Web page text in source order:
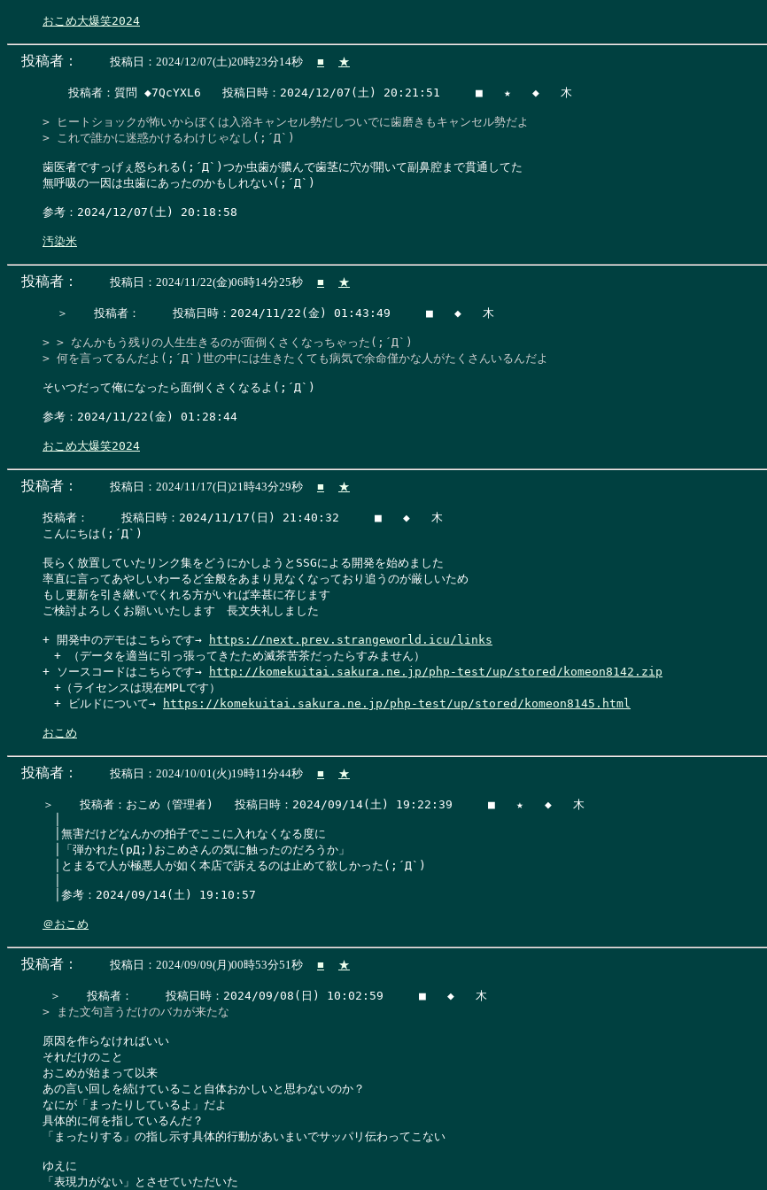
おこめ大爆笑2024
投稿者： 投稿日：2024/12/07(土)20時23分14秒 ■ ★
投稿者：質問 ◆7QcYXL6   投稿日時：2024/12/07(土) 20:21:51     ■   ★   ◆   木
> ヒートショックが怖いからぼくは入浴キャンセル勢だしついでに歯磨きもキャンセル勢だよ
> これで誰かに迷惑かけるわけじゃなし(;´Д`)
歯医者ですっげぇ怒られる(;´Д`)つか虫歯が膿んで歯茎に穴が開いて副鼻腔まで貫通してた
無呼吸の一因は虫歯にあったのかもしれない(;´Д`)
参考：2024/12/07(土) 20:18:58
汚染米
投稿者： 投稿日：2024/11/22(金)06時14分25秒 ■ ★
  ＞　  投稿者：　   投稿日時：2024/11/22(金) 01:43:49     ■   ◆   木
> > なんかもう残りの人生生きるのが面倒くさくなっちゃった(;´Д`)
> 何を言ってるんだよ(;´Д`)世の中には生きたくても病気で余命僅かな人がたくさんいるんだよ
そいつだって俺になったら面倒くさくなるよ(;´Д`)
参考：2024/11/22(金) 01:28:44
おこめ大爆笑2024
投稿者： 投稿日：2024/11/17(日)21時43分29秒 ■ ★
投稿者：　   投稿日時：2024/11/17(日) 21:40:32     ■   ◆   木
こんにちは(;´Д`)
長らく放置していたリンク集をどうにかしようとSSGによる開発を始めました
率直に言ってあやしいわーるど全般をあまり見なくなっており追うのが厳しいため
もし更新を引き継いでくれる方がいれば幸甚に存じます
ご検討よろしくお願いいたします　長文失礼しました
+ 開発中のデモはこちらです→
https://next.prev.strangeworld.icu/links
+ （データを適当に引っ張ってきたため滅茶苦茶だったらすみません）
+ ソースコードはこちらです→
http://komekuitai.sakura.ne.jp/php-test/up/stored/komeon8142.zip
+（ライセンスは現在MPLです）
+ ビルドについて→
https://komekuitai.sakura.ne.jp/php-test/up/stored/komeon8145.html
おこめ
投稿者： 投稿日：2024/10/01(火)19時11分44秒 ■ ★
＞　  投稿者：おこめ（管理者)   投稿日時：2024/09/14(土) 19:22:39     ■   ★   ◆   木
│無害だけどなんかの拍子でここに入れなくなる度に
│「弾かれた(pД;)おこめさんの気に触ったのだろうか」
│とまるで人が極悪人が如く本店で訴えるのは止めて欲しかった(;´Д`)
│参考：2024/09/14(土) 19:10:57
＠おこめ
投稿者： 投稿日：2024/09/09(月)00時53分51秒 ■ ★
> また文句言うだけのバカが来たな
原因を作らなければいい
それだけのこと
おこめが始まって以来
あの言い回しを続けていること自体おかしいと思わないのか？
なにが「まったりしているよ」だよ
具体的に何を指しているんだ？
「まったりする」の指し示す具体的行動があいまいでサッパリ伝わってこない
ゆえに
「表現力がない」とさせていただいた